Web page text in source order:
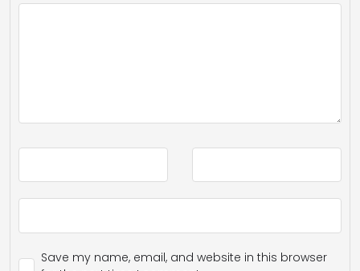
Save my name, email, and website in this browser